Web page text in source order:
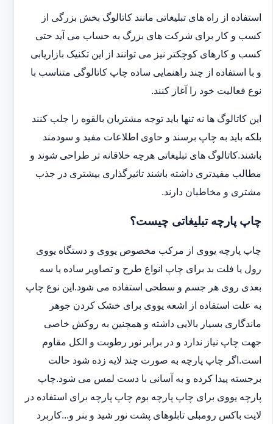
استفاده از راه های تبلیغاتی مانند کاتالوگ بخش بزرگی از
کسب و کار برای شرکت های بزرگ به حساب می آید حتی
کسب و کارهای کوچکتر نیز می توانند از این تکنیک بازاریابی
و با استفاده از چند راهنمایی ساده چاپ کاتالوگی متناسب با
نوع فعالیت خود را آغاز کنند.
این کاتالوگ ها نه تنها باید توجه مشتریان بالقوه را جلب کنند
بلکه باید به چاپ برسند و حاوی اطلاعات مفید و سودمند
باشند.کاتالوگ های تبلیغاتی هرچه خلاقانه تر طراحی شوند و
مطالب مفیدتری داشته باشند تاثیرگذاری بیشتری در جذب
مشتری و مخاطبان دارند.
چاپ پارچه تبلیغاتی چیست؟
چاپ پارچه یووی از مرکب مخصوص یووی و دستگاه یووی
رول یا فلت بد برای چاپ انواع طرح و تصاویر ساده یا سه
بعدی روی هر جسم و سطحی استفاده می شود.این نوع چاپ
به علت استفاده از اشعه یووی برای خشک کردن جوهر
ماندگاری بسیار بالایی داشته و همچنین به روکش خاصی
جهت چاپ نیاز ندارد و در برابر نور رطوبت و الکل مقاوم
است.اگر چاپ پارچه به صورت چند لایه زده شود حالت
برجسته پیدا کرده و به آسانی با دست لمس می شود.چاپ
پارچه یووی برای چاپ پارچه بوم چاپ پارچه برای استفاده در
لایت باکس رومبلی تابلوهای پشت نور شید و بنر و...کاربرد